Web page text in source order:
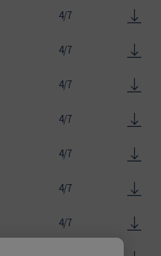
4/7
4/7
4/7
4/7
4/7
4/7
4/7